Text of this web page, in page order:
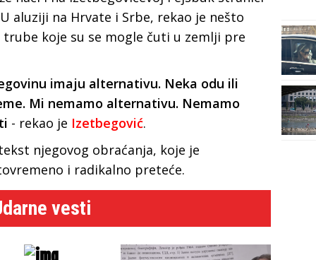
aluziji na Hrvate i Srbe, rekao je nešto
trube koje su se mogle čuti u zemlji pre
imaju alternativu. Neka odu ili
Mi nemamo alternativu. Nemamo
- rekao je Izetbegović.
njegovog obraćanja, koje je
i radikalno preteće.
vesti